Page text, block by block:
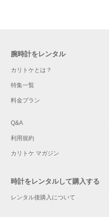
腕時計をレンタル
カリトケとは？
特集一覧
料金プラン
Q&A
利用規約
カリトケ マガジン
時計をレンタルして購入する
レンタル後購入について